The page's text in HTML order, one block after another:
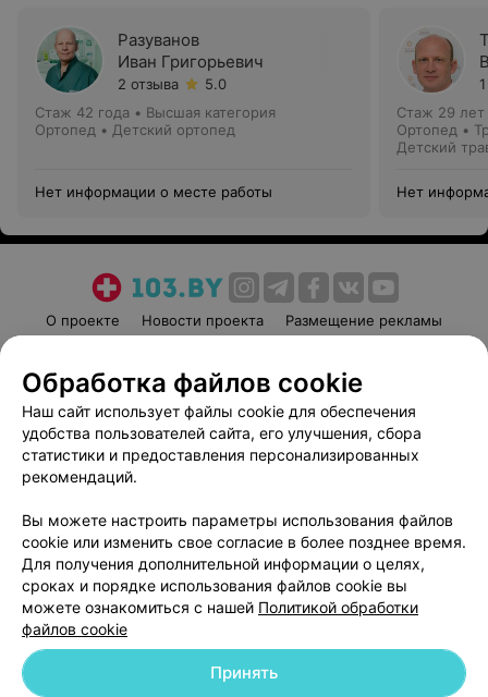
Разуванов
Иван Григорьевич
2 отзыва
5.0
Стаж 42 года • Высшая категория
Ортопед • Детский ортопед
Нет информации о месте работы
Стаж 29 лет
Ортопед •
Детский
Нет
О проекте Новости проекта
Размещение рекламы
Пользовательское соглашение
Способы оплаты
Вакансии
Партнеры
Написать руководителю 103.by
Обработка персональных данных
© 2026 ООО «Артокс Лаб», УНП 191700409 | 220012, Республика Беларусь,
Обработка файлов cookie
Наш сайт использует файлы cookie для обеспечения
удобства пользователей сайта, его улучшения, сбора
статистики и предоставления персонализированных
рекомендаций.
Вы можете настроить параметры использования файлов
cookie или изменить свое согласие в более позднее время.
Для получения дополнительной информации о целях,
сроках и порядке использования файлов cookie вы
можете ознакомиться с нашей Политикой обработки
файлов cookie
Принять